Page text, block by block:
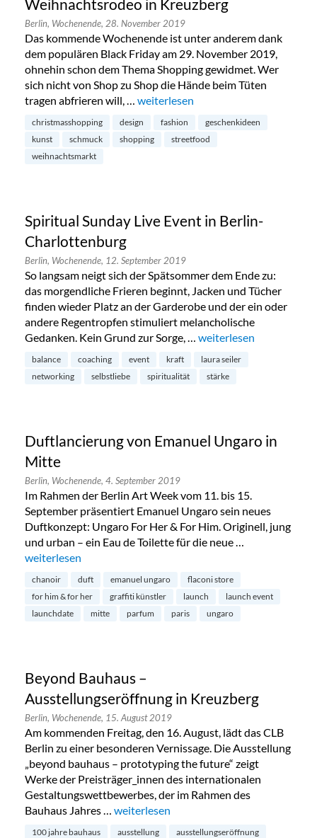
Weihnachtsrodeo in Kreuzberg
Berlin, Wochenende, 28. November 2019
Das kommende Wochenende ist unter anderem dank
dem populären Black Friday am 29. November 2019,
ohnehin schon dem Thema Shopping gewidmet. Wer
sich nicht von Shop zu Shop die Hände beim Tüten
tragen abfrieren will, … „Weihnachtsrodeo in Kreuzberg“
weiterlesen
christmasshopping design fashion
geschenkideen
kunst
schmuck shopping
streetfood
weihnachtsmarkt
Spiritual Sunday Live Event in Berlin-
Charlottenburg
Berlin, Wochenende, 12. September 2019
So langsam neigt sich der Spätsommer dem Ende zu:
das morgendliche Frieren beginnt, Jacken und Tücher
finden wieder Platz an der Garderobe und der ein oder
andere Regentropfen stimuliert melancholische
Gedanken. Kein Grund zur Sorge, … „Spiritual Sunday Live
weiterlesen
balance coaching event kraft
laura seiler
networking
selbstliebe spiritualität stärke
Duftlancierung von Emanuel Ungaro in
Mitte
Berlin, Wochenende, 4. September 2019
Im Rahmen der Berlin Art Week vom 11. bis 15.
September präsentiert Emanuel Ungaro sein neues
Duftkonzept: Ungaro For Her & For Him. Originell, jung
und urban – ein Eau de Toilette für die neue …
„Duftlancierung von Emanuel Ungaro in Mitte“
weiterlesen
chanoir duft emanuel ungaro
flaconi store
for him & for her
graffiti künstler launch
launch event
launchdate
mitte parfum paris ungaro
Beyond Bauhaus –
Ausstellungseröffnung in Kreuzberg
Berlin, Wochenende, 15. August 2019
Am kommenden Freitag, den 16. August, lädt das CLB
Berlin zu einer besonderen Vernissage. Die Ausstellung
„beyond bauhaus – prototyping the future“ zeigt
Werke der Preisträger_innen des internationalen
Gestaltungswettbewerbes, der im Rahmen des
Bauhaus Jahres … „Beyond Bauhaus –
weiterlesen
100 jahre bauhaus ausstellung ausstellungseröffnung